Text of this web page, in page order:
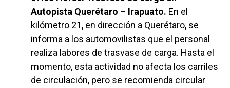
Autopista Querétaro – Irapuato. En el
kilómetro 21, en dirección a Querétaro, se
informa a los automovilistas que el personal
realiza labores de trasvase de carga. Hasta el
momento, esta actividad no afecta los carriles
de circulación, pero se recomienda circular